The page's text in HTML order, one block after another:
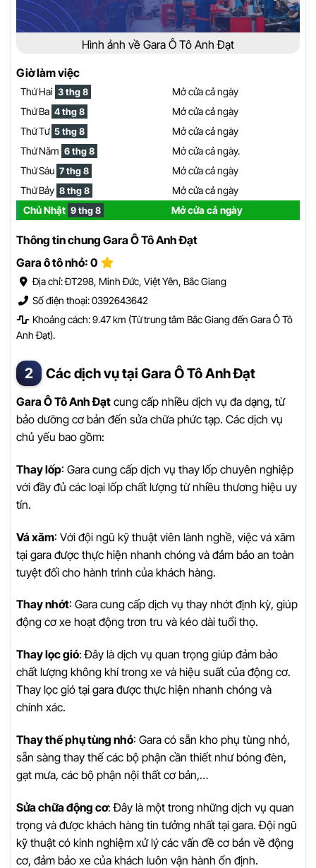
Hình ảnh về Gara Ô Tô Anh Đạt
Giờ làm việc
Thứ Hai 3 thg 8
Mở cửa cả ngày
Thứ Ba 4 thg 8
Mở cửa cả ngày
Thứ Tư 5 thg 8
Mở cửa cả ngày
Thứ Năm 6 thg 8
Mở cửa cả ngày.
Thứ Sáu 7 thg 8
Mở cửa cả ngày
Thứ Bảy 8 thg 8
Mở cửa cả ngày
Chủ Nhật 9 thg 8 Mở cửa cả ngày
Thông tin chung Gara Ô Tô Anh Đạt
Gara ô tô nhỏ: 0
Địa chỉ: ĐT298, Minh Đức, Việt Yên, Bắc Giang
Số điện thoại: 0392643642
Khoảng cách: 9.47 km (Từ trung tâm Bắc Giang đến Gara Ô Tô
Anh Đạt).
Các dịch vụ tại Gara Ô Tô Anh Đạt
Gara Ô Tô Anh Đạt cung cấp nhiều dịch vụ đa dạng, từ
bảo dưỡng cơ bản đến sửa chữa phức tạp. Các dịch vụ
chủ yếu bao gồm:
Thay lốp: Gara cung cấp dịch vụ thay lốp chuyên nghiệp
với đầy đủ các loại lốp chất lượng từ nhiều thương hiệu uy
tín.
Vá xăm: Với đội ngũ kỹ thuật viên lành nghề, việc vá xăm
tại gara được thực hiện nhanh chóng và đảm bảo an toàn
tuyệt đối cho hành trình của khách hàng.
Thay nhớt: Gara cung cấp dịch vụ thay nhớt định kỳ, giúp
động cơ xe hoạt động trơn tru và kéo dài tuổi thọ.
Thay lọc gió: Đây là dịch vụ quan trọng giúp đảm bảo
chất lượng không khí trong xe và hiệu suất của động cơ.
Thay lọc gió tại gara được thực hiện nhanh chóng và
chính xác.
Thay thế phụ tùng nhỏ: Gara có sẵn kho phụ tùng nhỏ,
sẵn sàng thay thế các bộ phận cần thiết như bóng đèn,
gạt mưa, các bộ phận nội thất cơ bản,…
Sửa chữa động cơ: Đây là một trong những dịch vụ quan
trọng và được khách hàng tin tưởng nhất tại gara. Đội ngũ
kỹ thuật có kinh nghiệm xử lý các vấn đề cơ bản về động
cơ, đảm bảo xe của khách luôn vận hành ổn định.